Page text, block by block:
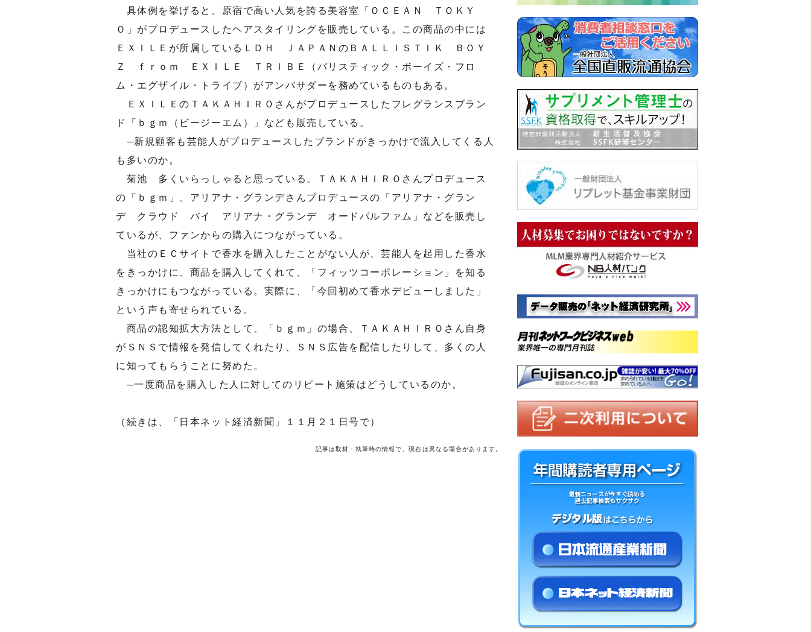
具体例を挙げると、原宿で高い人気を誇る美容室「ＯＣＥＡＮ ＴＯＫＹ
Ｏ」がプロデュースしたヘアスタイリングを販売している。この商品の中には
ＥＸＩＬＥが所属しているＬＤＨ ＪＡＰＡＮのＢＡＬＬＩＳＴＩＫ ＢＯＹ
Ｚ ｆｒｏｍ ＥＸＩＬＥ ＴＲＩＢＥ（バリスティック・ボーイズ・フロ
ム・エグザイル・トライブ）がアンバサダーを務めているものもある。
ＥＸＩＬＥのＴＡＫＡＨＩＲＯさんがプロデュースしたフレグランスブラン
ド「ｂｇｍ（ビージーエム）」なども販売している。
─新規顧客も芸能人がプロデュースしたブランドがきっかけで流入してくる人
も多いのか。
菊池 多くいらっしゃると思っている。ＴＡＫＡＨＩＲＯさんプロデュース
の「ｂｇｍ」、アリアナ・グランデさんプロデュースの「アリアナ・グラン
デ クラウド バイ アリアナ・グランデ オードパルファム」などを販売し
ているが、ファンからの購入につながっている。
当社のＥＣサイトで香水を購入したことがない人が、芸能人を起用した香水
をきっかけに、商品を購入してくれて、「フィッツコーポレーション」を知る
きっかけにもつながっている。実際に、「今回初めて香水デビューしました」
という声も寄せられている。
商品の認知拡大方法として、「ｂｇｍ」の場合、ＴＡＫＡＨＩＲＯさん自身
がＳＮＳで情報を発信してくれたり、ＳＮＳ広告を配信したりして、多くの人
に知ってもらうことに努めた。
─一度商品を購入した人に対してのリピート施策はどうしているのか。
（続きは、「日本ネット経済新聞」１１月２１日号で）
記事は取材・執筆時の情報で、現在は異なる場合があります。